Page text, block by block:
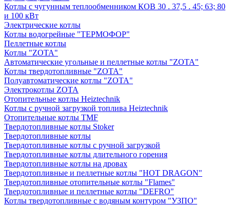
Котлы с чугунным теплообменником КОВ 30 . 37,5 . 45; 63; 80
и 100 кВт
Электрические котлы
Котлы водогрейные "ТЕРМОФОР"
Пеллетные котлы
Котлы "ZOTA"
Автоматические угольные и пеллетные котлы "ZOTA"
Котлы твердотопливные "ZOTA"
Полуавтоматические котлы "ZOTA"
Электрокотлы ZOTA
Отопительные котлы Heiztechnik
Котлы с ручной загрузкой топлива Heiztechnik
Отопительные котлы TMF
Твердотопливные котлы Stoker
Твердотопливные котлы
Твердотопливные котлы с ручной загрузкой
Твердотопливные котлы длительного горения
Твердотопливные котлы на дровах
Твердотопливные и пеллетные котлы "HOT DRAGON"
Твердотопливные отопительные котлы "Flames"
Твердотопливные и пеллетные котлы "DEFRO"
Котлы твердотопливные с водяным контуром "УЗПО"